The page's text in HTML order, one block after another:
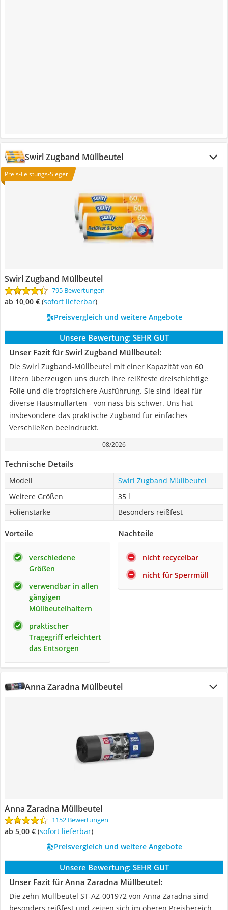
Swirl Zugband Müllbeutel
Preis-Leistungs-Sieger
Swirl Zugband Müllbeutel
795 Bewertungen
ab 10,00 € ( Sofort lieferbar)
Preisvergleich und weitere Angebote
Unsere Bewertung: SEHR GUT
Unser Fazit für Swirl Zugband Müllbeutel:
Die Swirl Zugband-Müllbeutel mit einer Kapazität von 60
Litern überzeugen uns durch ihre reißfeste dreischichtige
Folie und die tropfsichere Ausführung. Sie sind ideal für
diverse Hausmüllarten - von nass bis schwer. Uns hat
insbesondere das praktische Zugband für einfaches
Verschließen beeindruckt.
08/2026
Technische Details
Modell
Swirl Zugband Müllbeutel
Weitere Größen
35 l
Folienstärke
Besonders reißfest
Vorteile
verschiedene
Größen
verwendbar in allen
gängigen
Müllbeutelhaltern
praktischer
Tragegriff erleichtert
das Entsorgen
Nachteile
nicht recycelbar
nicht für Sperrmüll
Anna Zaradna Müllbeutel
Anna Zaradna Müllbeutel
1152 Bewertungen
ab 5,00 € ( Sofort lieferbar)
Preisvergleich und weitere Angebote
Unsere Bewertung: SEHR GUT
Unser Fazit für Anna Zaradna Müllbeutel:
Die zehn Müllbeutel ST-AZ-001972 von Anna Zaradna sind